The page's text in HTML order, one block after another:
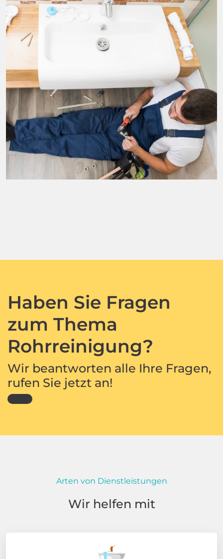
Haben Sie Fragen
zum Thema
Rohrreinigung?
Wir beantworten alle Ihre Fragen,
rufen Sie jetzt an!
Arten von Dienstleistungen
Wir helfen mit